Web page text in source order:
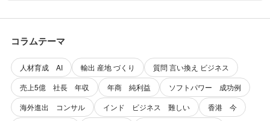
コラムテーマ
人材育成 AI 輸出 産地 づくり
質問 言い換え ビジネス
売上5億 社長 年収
年商 純利益
ソフトパワー 成功例
海外進出 コンサル
インド ビジネス 難しい
香港 今